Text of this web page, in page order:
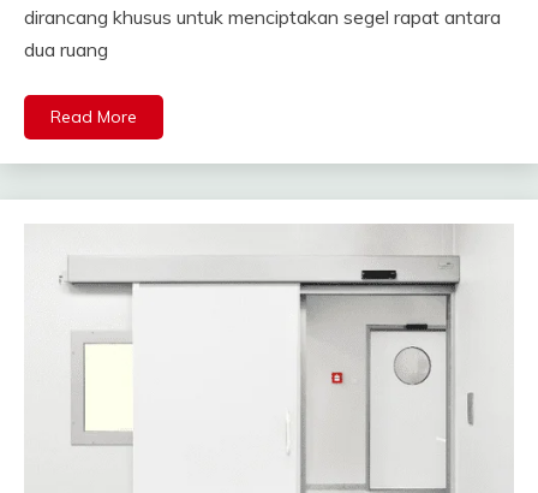
dirancang khusus untuk menciptakan segel rapat antara
dua ruang
Read More